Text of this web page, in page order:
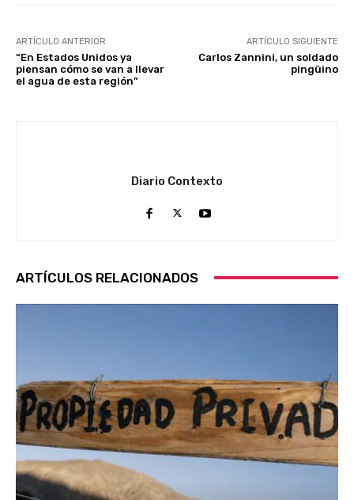
ARTÍCULO ANTERIOR
“En Estados Unidos ya
piensan cómo se van a llevar
el agua de esta región”
ARTÍCULO SIGUIENTE
Carlos Zannini, un soldado
pingüino
Diario Contexto
ARTÍCULOS RELACIONADOS